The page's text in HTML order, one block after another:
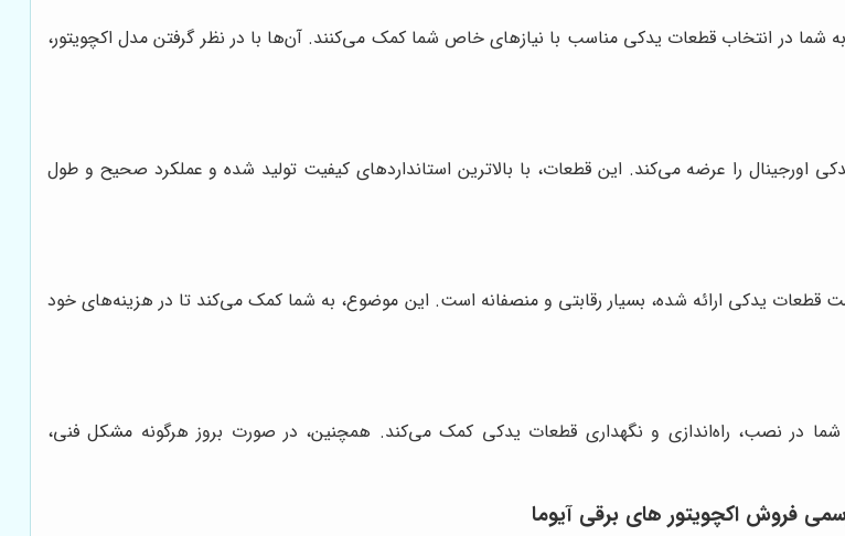
شما در انتخاب قطعات یدکی مناسب با نیازهای خاص شما کمک می‌کنند. آن‌ها با در نظر گرفتن مدل اکچویتور،
اورجینال را عرضه می‌کند. این قطعات، با بالاترین استانداردهای کیفیت تولید شده و عملکرد صحیح و طول
قطعات یدکی ارائه شده، بسیار رقابتی و منصفانه است. این موضوع، به شما کمک می‌کند تا در هزینه‌های خود
در نصب، راه‌اندازی و نگهداری قطعات یدکی کمک می‌کند. همچنین، در صورت بروز هرگونه مشکل فنی،
فروش اکچویتور های برقی آیوما